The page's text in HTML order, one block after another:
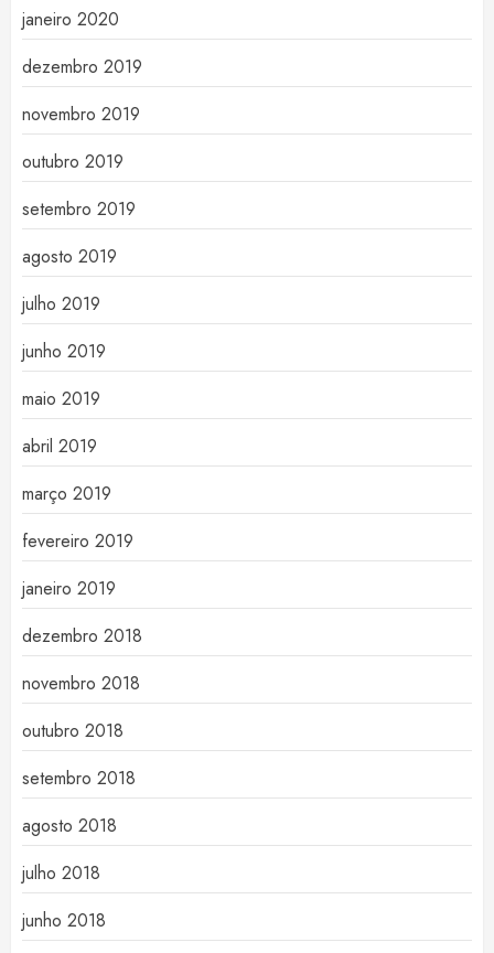
janeiro 2020
dezembro 2019
novembro 2019
outubro 2019
setembro 2019
agosto 2019
julho 2019
junho 2019
maio 2019
abril 2019
março 2019
fevereiro 2019
janeiro 2019
dezembro 2018
novembro 2018
outubro 2018
setembro 2018
agosto 2018
julho 2018
junho 2018